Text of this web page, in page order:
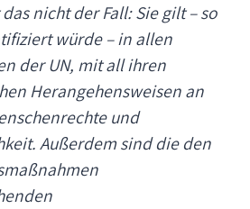
nicht der Fall: Sie gilt – so
würde – in allen
der UN, mit all ihren
Herangehensweisen an
und
Außerdem sind die den